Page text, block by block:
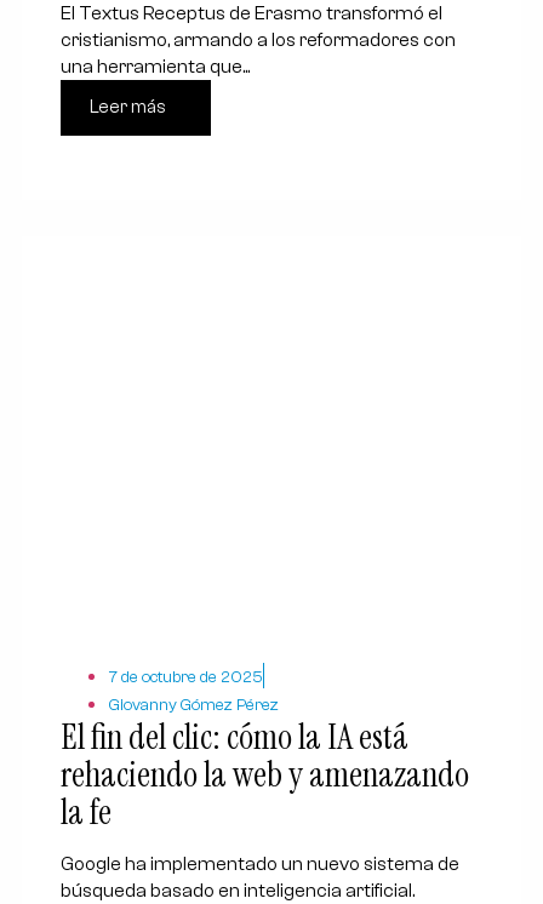
El Textus Receptus de Erasmo transformó el
cristianismo, armando a los reformadores con
una herramienta que...
Leer más
7 de octubre de 2025
Giovanny Gómez Pérez
El fin del clic: cómo la IA está
rehaciendo la web y amenazando
la fe
Google ha implementado un nuevo sistema de
búsqueda basado en inteligencia artificial.